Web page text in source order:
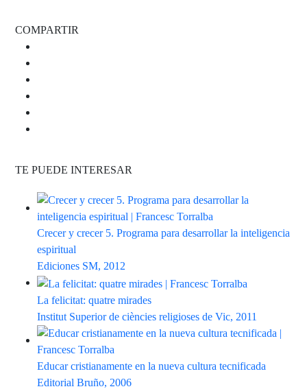
COMPARTIR
TE PUEDE INTERESAR
Crecer y crecer 5. Programa para desarrollar la inteligencia
espiritual
Ediciones SM, 2012
La felicitat: quatre mirades
Institut Superior de ciències religioses de Vic, 2011
Educar cristianamente en la nueva cultura tecnificada
Editorial Bruño, 2006